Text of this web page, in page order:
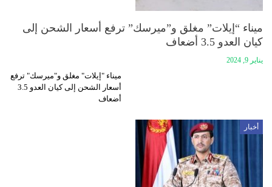
ميناء “إيلات” مغلق و”ميرسك” ترفع أسعار الشحن إلى
كيان العدو 3.5 أضعاف
يناير 9, 2024
ميناء "إيلات" مغلق و"ميرسك" ترفع
أسعار الشحن إلى كيان العدو 3.5
أضعاف
أخبار